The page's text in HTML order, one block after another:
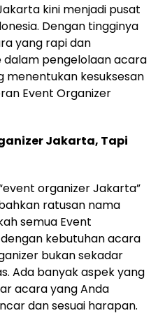
kini menjadi pusat
Dengan tingginya
yang rapi dan
dalam pengelolaan acara
menentukan kesuksesan
Event Organizer
Jakarta, Tapi
organizer Jakarta”
ratusan nama
semua Event
kebutuhan acara
bukan sekadar
Ada banyak aspek yang
acara yang Anda
dan sesuai harapan.